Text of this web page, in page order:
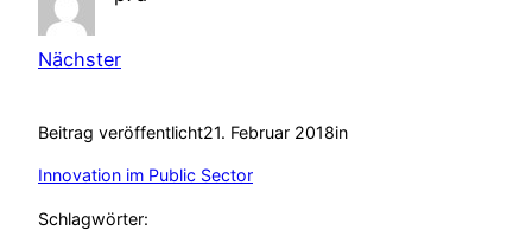
Nächster
Beitrag veröffentlicht21. Februar 2018in
Innovation im Public Sector
Schlagwörter: